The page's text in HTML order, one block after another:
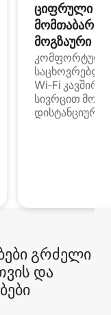
ციფრული
მოგზაური
კომფორტული
Wi‑Fi
სივრცით
დისტანციური
გრძელი
და